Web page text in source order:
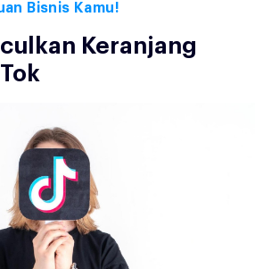
Bisnis Kamu!
Keranjang